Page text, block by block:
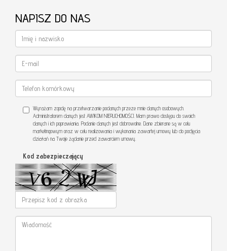
NAPISZ DO NAS
Wyrażam zgodę na przetwarzanie podanych przeze mnie danych osobowych.
Administratorem danych jest AWIKOM NIERUCHOMOŚCI. Mam prawo dostępu do swoich
danych i ich poprawiania. Podanie danych jest dobrowolne. Dane zbierane są w celu
marketingowym oraz w celu realizowania i wykonania zawartej umowy lub do podjęcia
działań na Twoje żądanie przed zawarciem umowy.
Kod zabezpieczający